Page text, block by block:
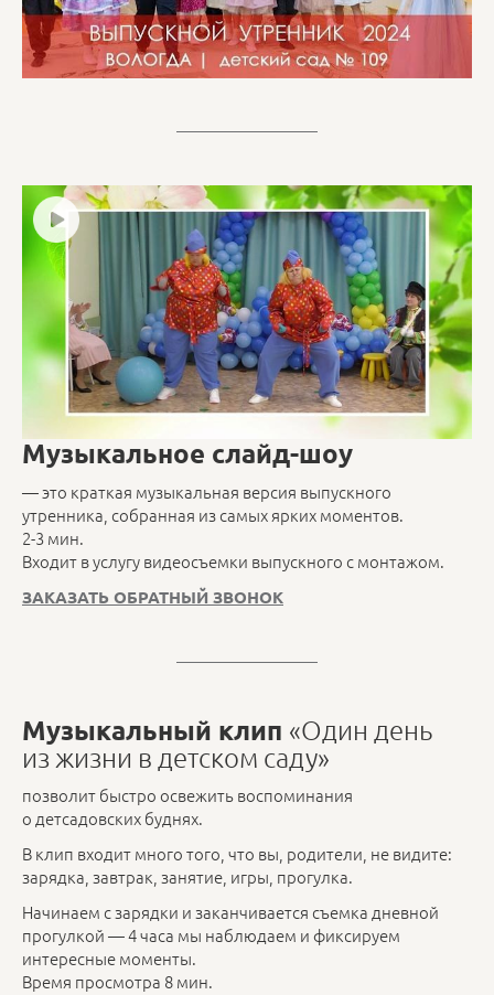
Музыкальное слайд-шоу
— это краткая музыкальная версия выпускного
утренника, собранная из самых ярких моментов.
2-3 мин.
Входит в услугу видеосъемки выпускного с монтажом.
ЗАКАЗАТЬ ОБРАТНЫЙ ЗВОНОК
Музыкальный клип «Один день
из жизни в детском саду»
позволит быстро освежить воспоминания
о детсадовских буднях.
В клип входит много того, что вы, родители, не видите:
зарядка, завтрак, занятие, игры, прогулка.
Начинаем с зарядки и заканчивается съемка дневной
прогулкой — 4 часа мы наблюдаем и фиксируем
интересные моменты.
Время просмотра 8 мин.